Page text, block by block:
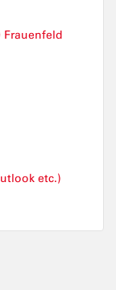
Frauenfeld
etc.)